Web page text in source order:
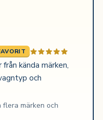
kända märken,
och
märken och